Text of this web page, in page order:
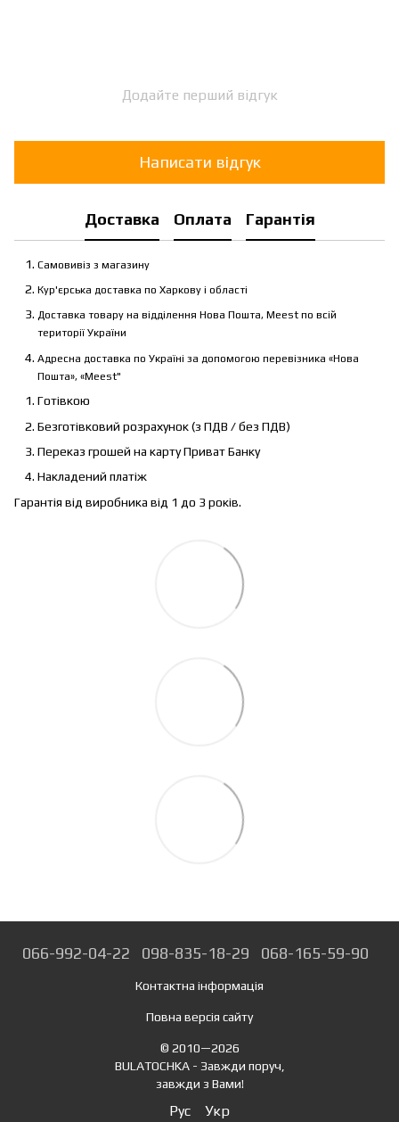
Додайте перший відгук
Написати відгук
Доставка Оплата Гарантія
Самовивіз з магазину
Кур'єрська доставка по Харкову і області
Доставка товару на відділення Нова Пошта, Meest по всій
території України
Адресна доставка по Україні за допомогою перевізника «Нова
Пошта», «Meest"
Готівкою
Безготівковий розрахунок (з ПДВ / без ПДВ)
Переказ грошей на карту Приват Банку
Накладений платіж
Гарантія від виробника від 1 до 3 років.
066-992-04-22 098-835-18-29 068-165-59-90
Контактна інформація
Повна версія сайту
© 2010—2026
BULATOCHKA - Завжди поруч,
завжди з Вами!
Рус Укр